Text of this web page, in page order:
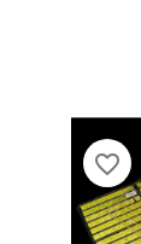
favorite_border